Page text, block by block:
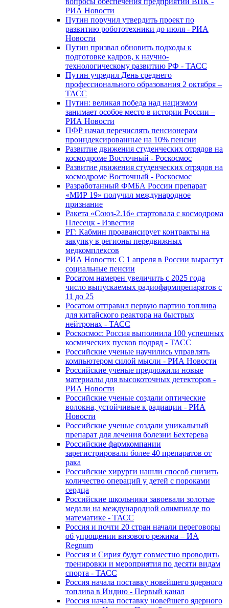
РИА Новости
Путин поручил утвердить проект по
развитию робототехники до июля - РИА
Новости
Путин призвал обновить подходы к
подготовке кадров, к научно-
технологическому развитию РФ - ТАСС
Путин учредил День среднего
профессионального образования 2 октября –
ТАСС
Путин: великая победа над нацизмом
занимает особое место в истории России –
РИА Новости
ПФР начал перечислять пенсионерам
проиндексированные на 10% пенсии
Развитие движения студенческих отрядов на
космодроме Восточный - Роскосмос
Развитие движения студенческих отрядов на
космодроме Восточный - Роскосмос
Разработанный ФМБА России препарат
«МИР 19» получил международное
признание
Ракета «Союз-2.1б» стартовала с космодрома
Плесецк - Известия
РГ: Кабмин проавансирует контракты на
закупку в регионы передвижных
медкомплексов
РИА Новости: С 1 апреля в России вырастут
социальные пенсии
Росатом намерен увеличить с 2025 года
число выпускаемых радиофармпрепаратов с
11 до 25
Росатом отправил первую партию топлива
для китайского реактора на быстрых
нейтронах - ТАСС
Роскосмос: Россия выполнила 100 успешных
космических пусков подряд - ТАСС
Российские ученые научились управлять
компьютером силой мысли - РИА Новости
Российские ученые предложили новые
материалы для высокоточных детекторов -
РИА Новости
Российские ученые создали оптические
волокна, устойчивые к радиации - РИА
Новости
Российские ученые создали уникальный
препарат для лечения болезни Бехтерева
Российские фармкомпании
зарегистрировали более 40 препаратов от
рака
Российские хирурги нашли способ снизить
количество операций у детей с пороками
сердца
Российские школьники завоевали золотые
медали на международной олимпиаде по
математике - ТАСС
Россия и почти 20 стран начали переговоры
об упрощении визового режима – ИА
Regnum
Россия и Сирия будут совместно проводить
тренировки и мероприятия по десяти видам
спорта - ТАСС
Россия начала поставку новейшего ядерного
топлива в Индию - Первый канал
Россия начала поставку новейшего ядерного